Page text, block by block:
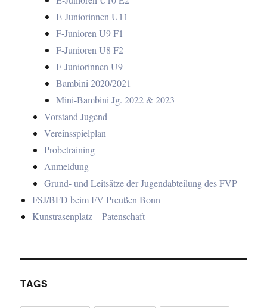
E-Juniorinnen U11
F-Junioren U9 F1
F-Junioren U8 F2
F-Juniorinnen U9
Bambini 2020/2021
Mini-Bambini Jg. 2022 & 2023
Vorstand Jugend
Vereinsspielplan
Probetraining
Anmeldung
Grund- und Leitsätze der Jugendabteilung des FVP
FSJ/BFD beim FV Preußen Bonn
Kunstrasenplatz – Patenschaft
TAGS